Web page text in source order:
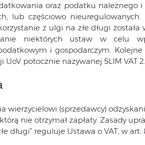
90 dni wypada w”
wypada w”
K. Pierwotne
K. Powrotne
oraz podatku należnego
lub częściowo
z ulgi na złe długi
niektórych ustaw w celu
i gospodarczym.
potocznie nazywanej SLIM VAT 2.
wierzycielowi (sprzedawcy)
nie otrzymał zapłaty. Zasady
długi” reguluje Ustawa o VAT, w art.